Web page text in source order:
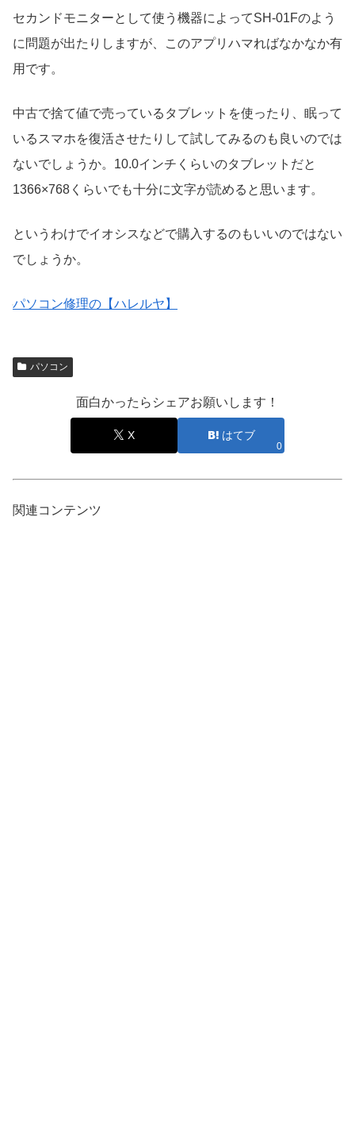
セカンドモニターとして使う機器によってSH-01Fのよう
に問題が出たりしますが、このアプリハマればなかなか有
用です。
中古で捨て値で売っているタブレットを使ったり、眠って
いるスマホを復活させたりして試してみるのも良いのでは
ないでしょうか。10.0インチくらいのタブレットだと
1366×768くらいでも十分に文字が読めると思います。
というわけでイオシスなどで購入するのもいいのではない
でしょうか。
パソコン修理の【ハレルヤ】
パソコン
面白かったらシェアお願いします！
X はてブ
0
関連コンテンツ